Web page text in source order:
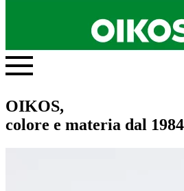
OIKOS,
colore e materia dal 1984